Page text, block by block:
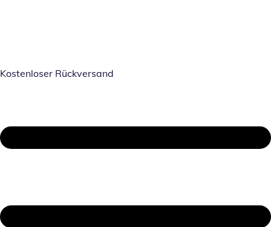
Kostenloser Rückversand